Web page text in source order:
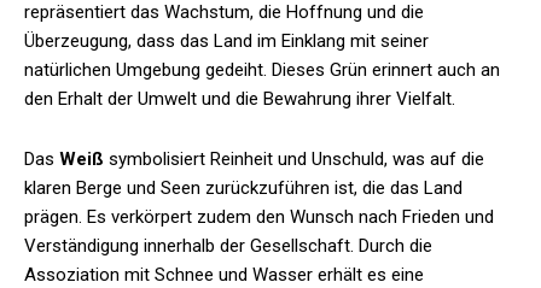
repräsentiert das Wachstum, die Hoffnung und die
Überzeugung, dass das Land im Einklang mit seiner
natürlichen Umgebung gedeiht. Dieses Grün erinnert auch an
den Erhalt der Umwelt und die Bewahrung ihrer Vielfalt.
Das Weiß symbolisiert Reinheit und Unschuld, was auf die
klaren Berge und Seen zurückzuführen ist, die das Land
prägen. Es verkörpert zudem den Wunsch nach Frieden und
Verständigung innerhalb der Gesellschaft. Durch die
Assoziation mit Schnee und Wasser erhält es eine